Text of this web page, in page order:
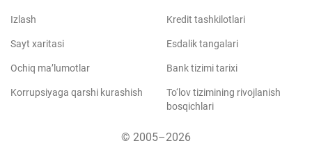
Izlash
Sayt xaritasi
Ochiq ma’lumotlar
Korrupsiyaga qarshi kurashish
Kredit tashkilotlari
Esdalik tangalari
Bank tizimi tarixi
To‘lov tizimining rivojlanish
bosqichlari
© 2005–2026